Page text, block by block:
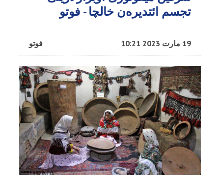
تجسم ائتدیره‌ن خالچا - فوتو
فوتو 19 مارت 2023 10:21